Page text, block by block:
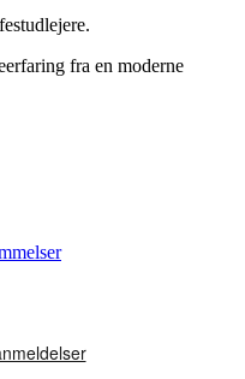
fra en moderne